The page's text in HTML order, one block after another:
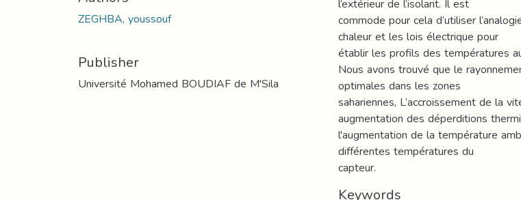
ZEGHBA, youssouf
Publisher
Université Mohamed BOUDIAF de M'Sila
commode pour cela d’utiliser
chaleur et les lois électrique pour
établir les profils des températures
Nous avons trouvé que le
optimales dans les zones
sahariennes, L’accroissement de la
augmentation des déperditions
l'augmentation de la température
différentes températures du
capteur.
Keywords